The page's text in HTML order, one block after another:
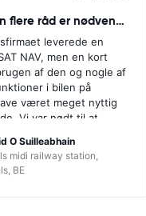
Dejlig bil men flere råd er nødvendige
leverede en
NAV, men en kort
af ​​den og nogle af
i bilen på
været meget nyttig
Vi var nødt til at
for det kunne vi ikke
af SAT NAV's
O Suilleabhain
midi railway station,
BE